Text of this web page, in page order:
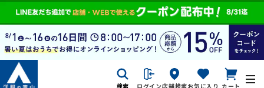
検索 ログイン店舗検索お気に入り カート